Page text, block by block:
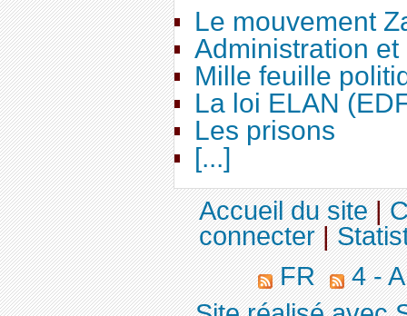
Le mouvement
Administration
Mille feuille
La loi ELAN
Les prisons
[...]
Accueil du site|
connecter|
FR
4 -